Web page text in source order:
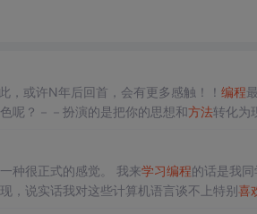
，或许N年后回首，会有更多感触！！ 编程
呢？－－扮演的是把你的思想和方法转化为
我是来自西安的一个学生，今年也是一名准研究生。今天也是我第一次写这些东西，有一种很正式的感觉。 我来学习编程的话是我同
，说实话我对这些计算机语言谈不上特别喜